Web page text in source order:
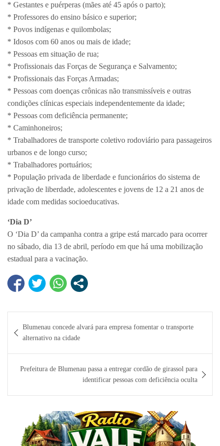
* Gestantes e puérperas (mães até 45 após o parto);
* Professores do ensino básico e superior;
* Povos indígenas e quilombolas;
* Idosos com 60 anos ou mais de idade;
* Pessoas em situação de rua;
* Profissionais das Forças de Segurança e Salvamento;
* Profissionais das Forças Armadas;
* Pessoas com doenças crônicas não transmissíveis e outras
condições clínicas especiais independentemente da idade;
* Pessoas com deficiência permanente;
* Caminhoneiros;
* Trabalhadores de transporte coletivo rodoviário para passageiros
urbanos e de longo curso;
* Trabalhadores portuários;
* População privada de liberdade e funcionários do sistema de
privação de liberdade, adolescentes e jovens de 12 a 21 anos de
idade com medidas socioeducativas.
‘Dia D’
O ‘Dia D’ da campanha contra a gripe está marcado para ocorrer
no sábado, dia 13 de abril, período em que há uma mobilização
estadual para a vacinação.
de
Post
Blumenau concede alvará para empresa fomentar o transporte
alternativo na cidade
Prefeitura de Blumenau passa a entregar cordão de girassol para
identificar pessoas com deficiência oculta